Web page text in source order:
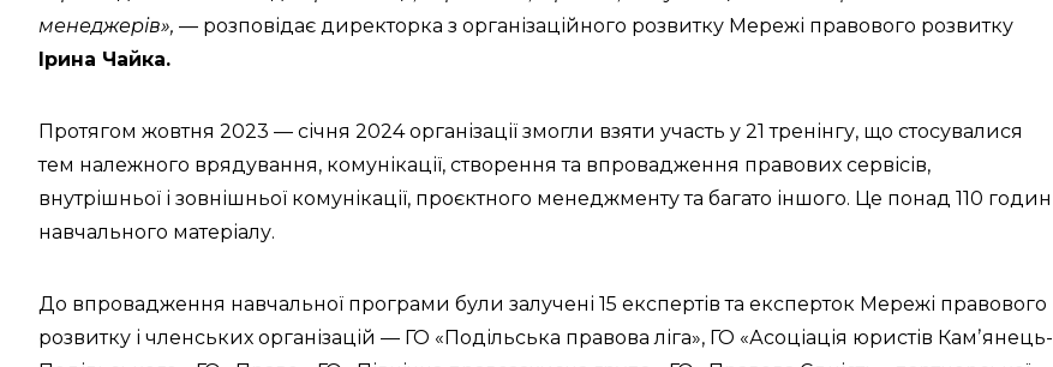
менеджерів», — розповідає директорка з організаційного розвитку Мережі правового розвитку
Ірина Чайка.
Протягом жовтня 2023 — січня 2024 організації змогли взяти участь у 21 тренінгу, що стосувалися
тем належного врядування, комунікації, створення та впровадження правових сервісів,
внутрішньої і зовнішньої комунікації, проєктного менеджменту та багато іншого. Це понад 110 годин
навчального матеріалу.
До впровадження навчальної програми були залучені 15 експертів та експерток Мережі правового
розвитку і членських організацій — ГО «Подільська правова ліга», ГО «Асоціація юристів Камʼянець-